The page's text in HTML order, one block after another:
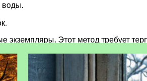
воды.
Этот метод требует